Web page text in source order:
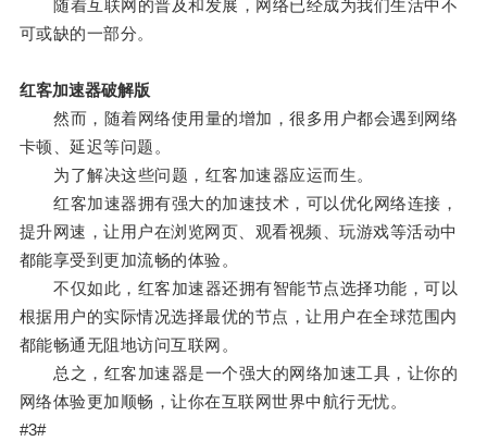
随着互联网的普及和发展，网络已经成为我们生活中不
可或缺的一部分。
红客加速器破解版
然而，随着网络使用量的增加，很多用户都会遇到网络
卡顿、延迟等问题。
为了解决这些问题，红客加速器应运而生。
红客加速器拥有强大的加速技术，可以优化网络连接，
提升网速，让用户在浏览网页、观看视频、玩游戏等活动中
都能享受到更加流畅的体验。
不仅如此，红客加速器还拥有智能节点选择功能，可以
根据用户的实际情况选择最优的节点，让用户在全球范围内
都能畅通无阻地访问互联网。
总之，红客加速器是一个强大的网络加速工具，让你的
网络体验更加顺畅，让你在互联网世界中航行无忧。
#3#